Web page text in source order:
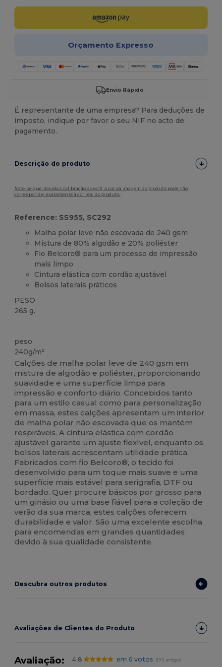
Orçamento Expresso
Envio Rápido
É representante de uma empresa? Para deduções de
imposto, indique por favor o seu NIF no acto de
pagamento.
Descrição do produto
Note-se que, devido à calibração do ecrã, a cor da imagem do produto pode não
corresponder exatamente à cor real do produto.
Reference: SS955, SC292
Malha polar leve não escovada de 240 gsm
Mistura de 80% algodão e 20% poliéster
Fio Belcoro® para um processo de impressão
mais limpo
Cintura elástica com cordão ajustável
Bolsos laterais práticos
PESO
265 g.
peso
240g/m²
Calções de malha polar leve de 240 gsm em
mistura de algodão e poliéster, proporcionando
suavidade e uma superfície limpa para
impressão e conforto diário. Concebidos tanto
para um estilo casual como para personalização
em massa, estes calções apresentam um interior
de malha polar não escovada que os mantém
respiráveis. A cintura elástica com cordão
ajustável garante um ajuste flexível, enquanto os
bolsos laterais acrescentam utilidade prática.
Fabricados com fio Belcoro®, o tecido foi
desenvolvido para um toque mais suave e uma
superfície mais estável para serigrafia, DTF ou
bordado. Quer procure básicos por grosso para
um ginásio ou uma base fiável para a coleção de
verão da sua marca, estes calções oferecem
durabilidade e valor. São uma excelente escolha
para encomendas em grandes quantidades
devido à sua qualidade consistente.
Descubra outros produtos
Avaliações de Clientes do Produto
Avaliação: 4.8 em 6 votos
591 artigos